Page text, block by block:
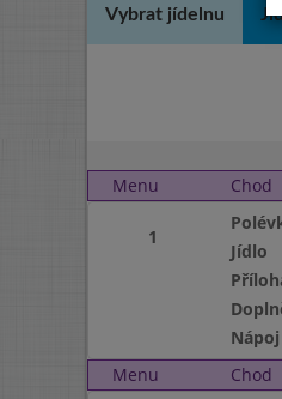
Vybrat jídelnu
Menu
Chod
1
Jídlo
Nápoj
Menu
Chod